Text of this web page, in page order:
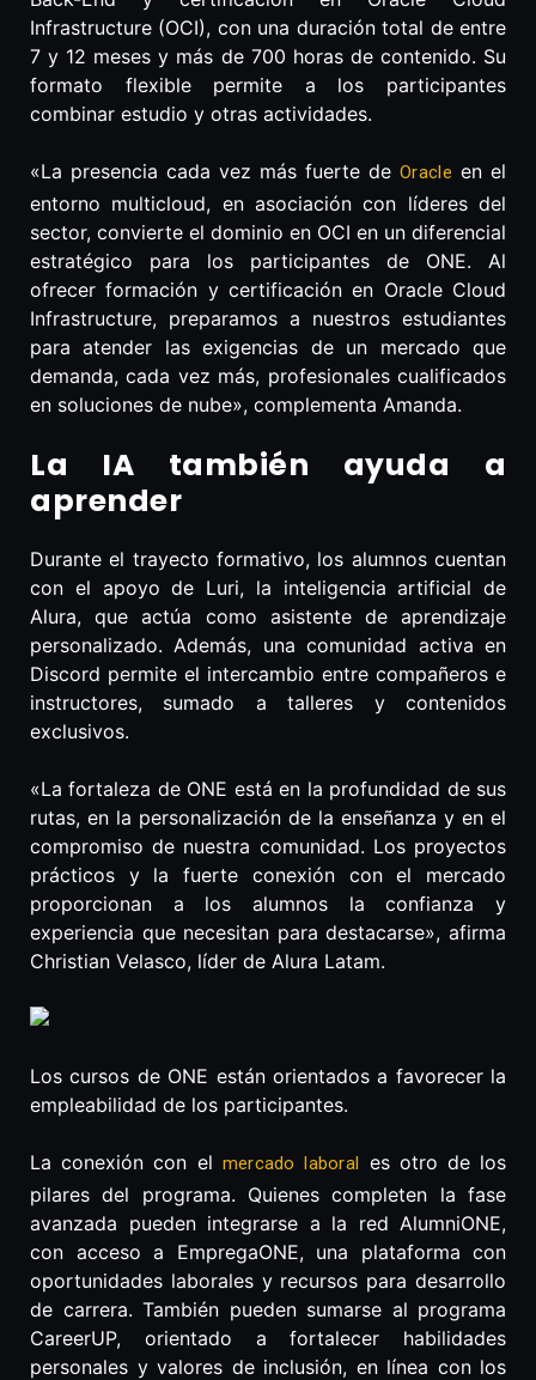
Infrastructure (OCI), con una duración total de entre
7 y 12 meses y más de 700 horas de contenido. Su
formato flexible permite a los participantes
combinar estudio y otras actividades.
«La presencia cada vez más fuerte deOracle en el
entorno multicloud, en asociación con líderes del
sector, convierte el dominio en OCI en un diferencial
estratégico para los participantes de ONE. Al
ofrecer formación y certificación en Oracle Cloud
Infrastructure, preparamos a nuestros estudiantes
para atender las exigencias de un mercado que
demanda, cada vez más, profesionales cualificados
en soluciones de nube», complementa Amanda.
La IA también ayuda a
aprender
Durante el trayecto formativo, los alumnos cuentan
con el apoyo de Luri, la inteligencia artificial de
Alura, que actúa como asistente de aprendizaje
personalizado. Además, una comunidad activa en
Discord permite el intercambio entre compañeros e
instructores, sumado a talleres y contenidos
exclusivos.
«La fortaleza de ONE está en la profundidad de sus
rutas, en la personalización de la enseñanza y en el
compromiso de nuestra comunidad. Los proyectos
prácticos y la fuerte conexión con el mercado
proporcionan a los alumnos la confianza y
experiencia que necesitan para destacarse», afirma
Christian Velasco, líder de Alura Latam.
Los cursos de ONE están orientados a favorecer la
empleabilidad de los participantes.
La conexión con el mercado laboral es otro de los
pilares del programa. Quienes completen la fase
avanzada pueden integrarse a la red AlumniONE,
con acceso a EmpregaONE, una plataforma con
oportunidades laborales y recursos para desarrollo
de carrera. También pueden sumarse al programa
CareerUP, orientado a fortalecer habilidades
personales y valores de inclusión, en línea con los